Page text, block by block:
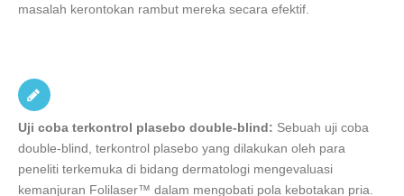
masalah kerontokan rambut mereka secara efektif.
Uji coba terkontrol plasebo double-blind: Sebuah uji coba
double-blind, terkontrol plasebo yang dilakukan oleh para
peneliti terkemuka di bidang dermatologi mengevaluasi
kemanjuran Folilaser™ dalam mengobati pola kebotakan pria.